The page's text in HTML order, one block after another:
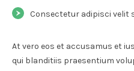
Consectetur adipisci velit
At vero eos et accusamus et
qui blanditiis praesentium